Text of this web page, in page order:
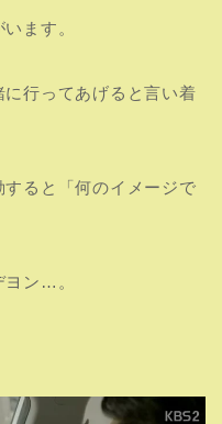
ます。
行ってあげると言い着
ると「何のイメージで
ヨン…。